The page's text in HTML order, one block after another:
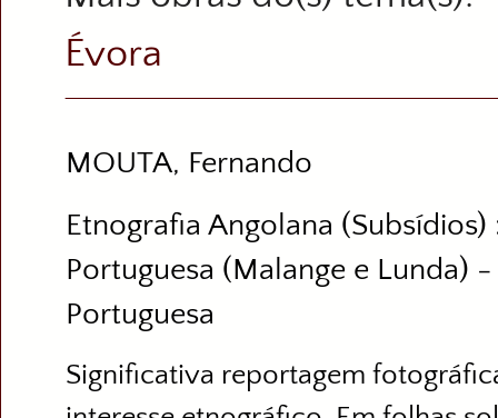
Évora
MOUTA, Fernando
Etnografia Angolana
Portuguesa (Malange e Lunda)
Portuguesa
Significativa reportagem